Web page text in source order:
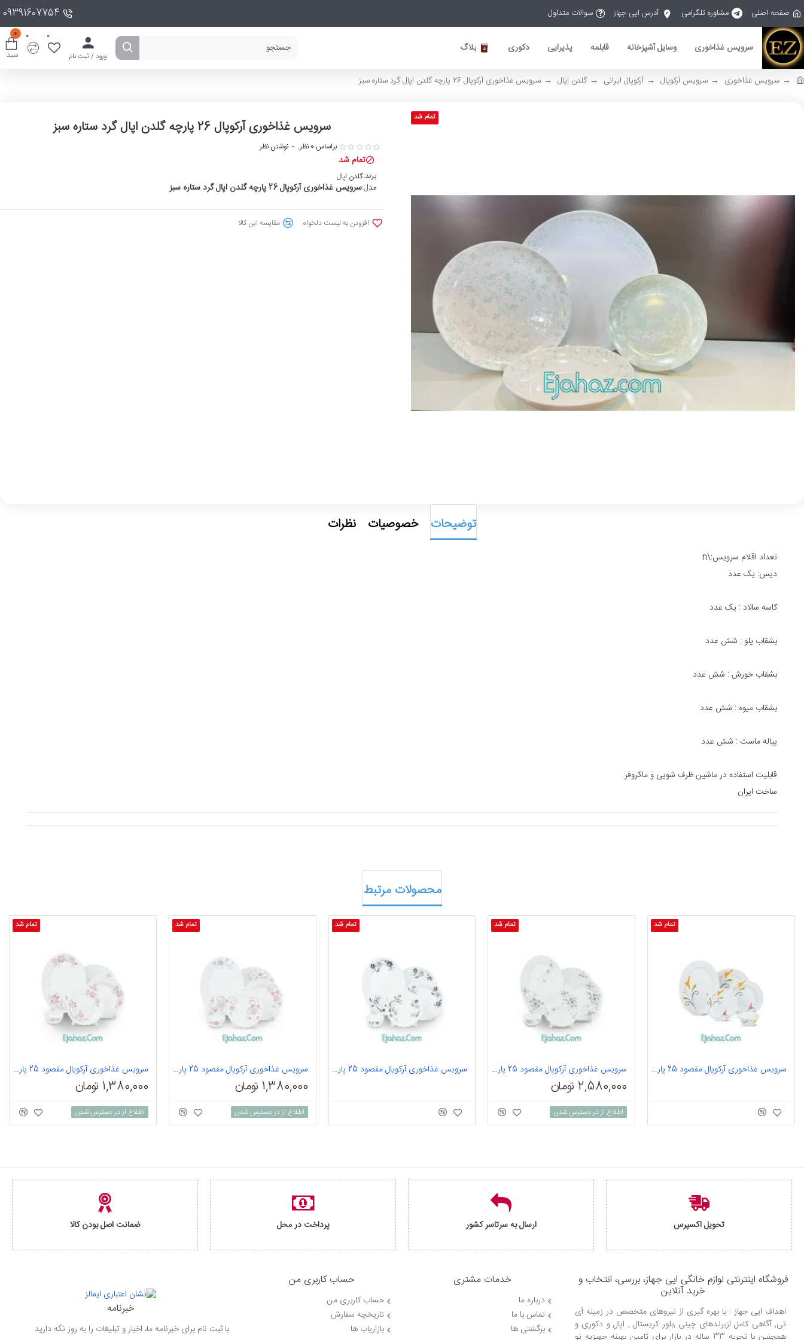
صفحه اصلی مشاوره تلگرامی آدرس ایی جهاز سوالات متداول 09391607754
سرویس غذاخوری وسایل آشپزخانه قابلمه پذیرایی دکوری بلاگ
ورود / ثبت نام
0
0
سبد
0
سرویس غذاخوری سرویس آرکوپال آرکوپال ایرانی گلدن اپال سرویس غذاخوری آرکوپال 26 پارچه گلدن اپال گرد ستاره سبز
تمام شد سرویس غذاخوری آرکوپال 26 پارچه گلدن اپال گرد ستاره سبز
تمام شد
برند:گلدن اپال
مدل:سرویس غذاخوری آرکوپال 26 پارچه گلدن اپال گرد ستاره سبز
براساس 0 نظر. - نوشتن نظر
افزودن به لیست دلخواه مقایسه این کالا
توضیحات خصوصیات نظرات
تعداد اقلام سرویس:\n
دیس: یک عدد
کاسه سالاد : یک عدد
بشقاب پلو : شش عدد
بشقاب خورش : شش عدد
بشقاب میوه : شش عدد
پیاله ماست : شش عدد
قابلیت استفاده در ماشین ظرف شویی و ماکروفر
ساخت ایران
محصولات مرتبط
تمام شد
سرویس غذاخوری آرکوپال مقصود 25 پارچه آیروپال طرح فریال قرمز گرد
تمام شد
سرویس غذاخوری آرکوپال مقصود 25 پارچه آیروپال طرح رکسانا سفید مشکی گرد
2,580,000 تومان
اطلاع از در دسترس شدن
تمام شد
سرویس غذاخوری آرکوپال مقصود 25 پارچه آیروپال طرح متین سفید مشکی گرد
تمام شد
سرویس غذاخوری آرکوپال مقصود 25 پارچه آیروپال طرح سامبا بنفش
1,380,000 تومان
اطلاع از در دسترس شدن
تمام شد
سرویس غذاخوری آرکوپال مقصود 25 پارچه آیروپال طرح متین بنفش گرد
1,380,000 تومان
اطلاع از در دسترس شدن
تحویل اکسپرس ارسال به سرتاسر کشور پرداخت در محل ضمانت اصل بودن کالا
فروشگاه اینترنتی لوازم خانگی ایی جهاز، بررسی، انتخاب و
خرید آنلاین
اهداف ایی جهاز : با بهره گیری از نیروهای متخصص در زمینه آی
تی, آگاهی کامل ازبرندهای چینی ,بلور کریستال , اپال و دکوری و
همچنین با تجربه 33 ساله در بازار برای تامین بهینه جهیزیه نو
خدمات مشتری
درباره ما
تماس با ما
برگشتی ها
حساب کاربری من
حساب کاربری من
تاریخچه سفارش
بازاریاب ها
خبرنامه
با ثبت نام برای خبرنامه ما، اخبار و تبلیغات را به روز نگه دارید